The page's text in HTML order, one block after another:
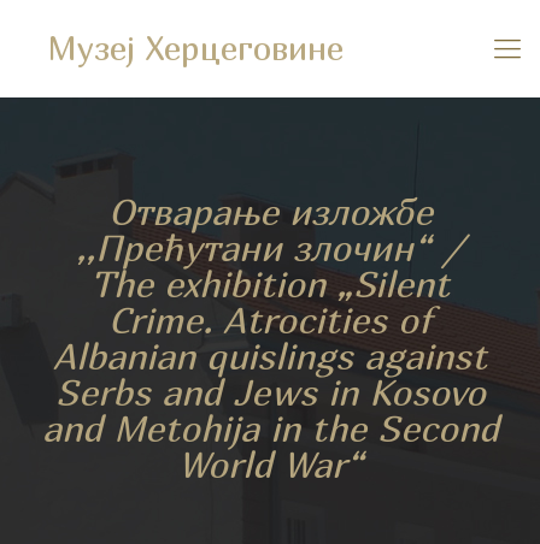
Музеј Херцеговине
Отварање изложбе
,,Прећутани злочин“ /
The exhibition „Silent
Crime. Atrocities of
Albanian quislings against
Serbs and Jews in Kosovo
and Metohija in the Second
World War“